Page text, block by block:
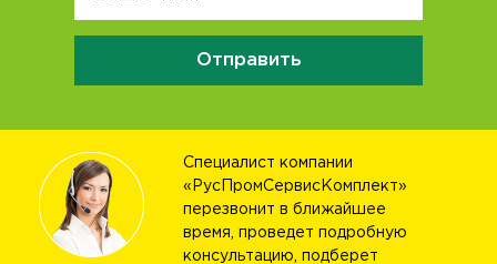
Отправить
Специалист компании
«РусПромСервисКомплект»
перезвонит в ближайшее
время, проведет подробную
консультацию, подберет